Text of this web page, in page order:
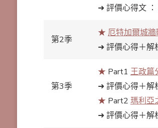
➜ 評價心得文 ：
第2季
★ 厄特加爾城牆
➜ 評價心得＋解
第3季
★ Part1 王政篇
➜ 評價心得＋解
★ Part2 瑪利亞
➜ 評價心得＋解